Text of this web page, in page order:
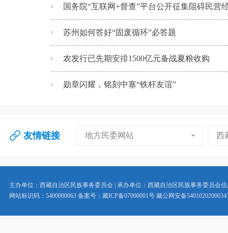
国务院“互联网+督查”平台公开征集阻碍民营
苏州如何答好“固废循环”必答题
农发行已先期安排1500亿元备战夏粮收购
勋章闪耀，铭刻中塞“铁杆友谊”
友情链接 地方民委网站 西
主办单位：西藏自治区民族事务委员会 | 承办单位：西藏自治区民族事务委员会
网站标识码：5400000063 备案号：藏ICP备07000001号 藏公网安备